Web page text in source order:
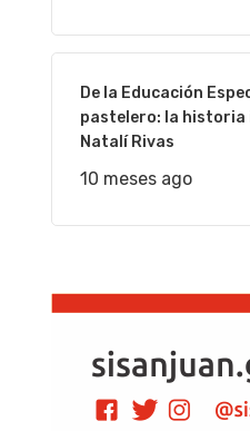
De la Educación
pastelero: la historia
Natalí Rivas
10 meses ago